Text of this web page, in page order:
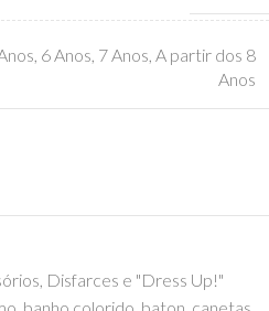
, 6 Anos, 7 Anos, A partir dos 8
Anos
, Disfarces e "Dress Up!"